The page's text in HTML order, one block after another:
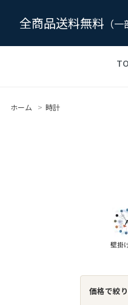
全商品送料無料 （
form
ホーム > 時計
壁掛
価格で絞